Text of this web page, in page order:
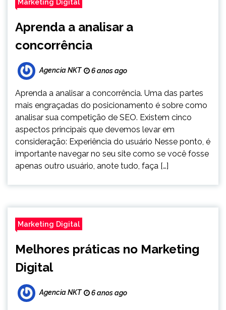
Marketing Digital
Aprenda a analisar a
concorrência
Agencia NKT 6 anos ago
Aprenda a analisar a concorrência. Uma das partes
mais engraçadas do posicionamento é sobre como
analisar sua competição de SEO. Existem cinco
aspectos principais que devemos levar em
consideração: Experiência do usuário Nesse ponto, é
importante navegar no seu site como se você fosse
apenas outro usuário, anote tudo, faça […]
Marketing Digital
Melhores práticas no Marketing
Digital
Agencia NKT 6 anos ago